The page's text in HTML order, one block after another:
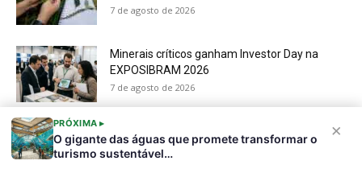
×
PRÓXIMA ▸
O gigante das águas que promete transformar o
turismo sustentável…
Sobre a Revista Amazônia